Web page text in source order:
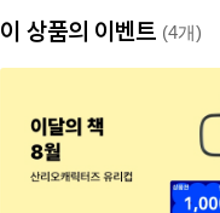
이 상품의 이벤트 (4개)